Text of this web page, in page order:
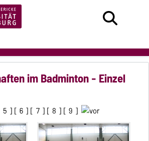
im Badminton - Einzel
5 ] [ 6 ] [ 7 ] [ 8 ] [ 9 ]